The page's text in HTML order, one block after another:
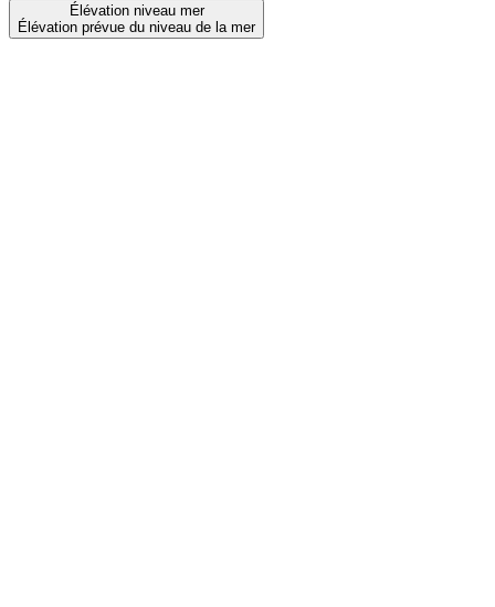
Élévation niveau mer
Élévation prévue du niveau de la mer